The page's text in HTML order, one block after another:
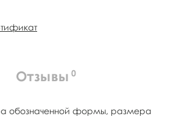
Отзывы 0
обозначенной формы, размера